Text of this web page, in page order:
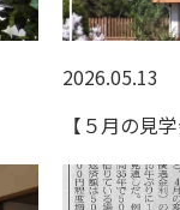
2026.05.13
【５月の見